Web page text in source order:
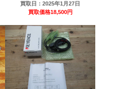
買取日： 2025年1月27日
買取価格18,500円